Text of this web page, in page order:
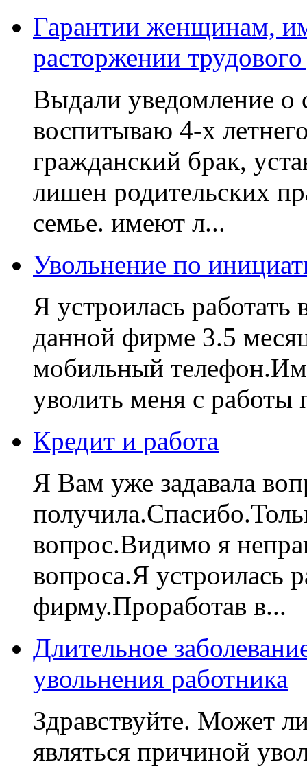
Гарантии женщинам,
расторжении
Выдали уведомление
воспитываю 4-х
гражданский брак,
лишен родительских
семье. имеют л...
Увольнение по
Я устроилась
данной фирме 3.5
мобильный
уволить меня с работы
Кредит и работа
Я Вам уже задавала
вопрос.Видимо я
вопроса.Я устроилась
фирму.Проработав в...
Длительное
увольнения работника
Здравствуйте. Может
являться причиной